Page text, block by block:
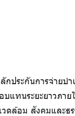
ประกันการจ่ายบ
แทนระยะยาวภาย
ดล้อม สังคมและธ